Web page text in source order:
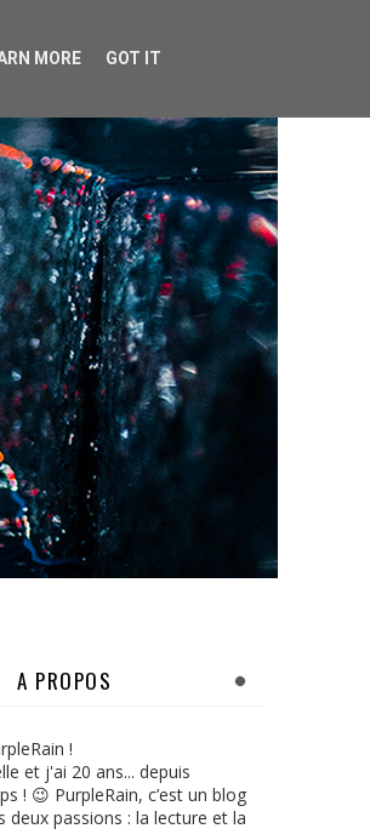
A PROPOS
!
et j'ai 20 ans... depuis
! 😉 PurpleRain, c’est un blog
deux passions : la lecture et la
MORE GOT IT